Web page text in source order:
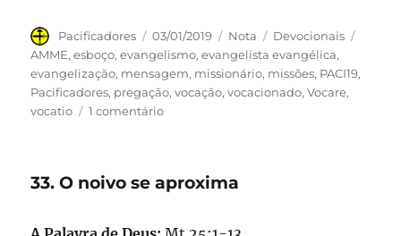
Autor
Pacificadores
Publicado
em
03/01/2019 Formato
Nota Categorias
Devocionais
AMME,esboço,evangelismo,evangelista evangélica,
evangelização, mensagem, missionário, missões, PACI19,
Pacificadores, pregação,vocação,vocacionado,Vocare,
vocatio
1 comentárioem
meu
33. O noivo se aproxima